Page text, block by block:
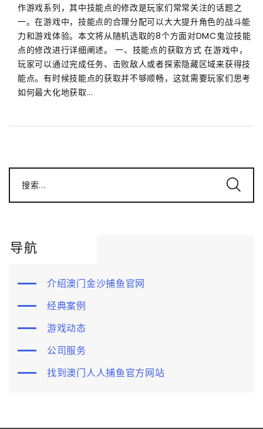
作游戏系列，其中技能点的修改是玩家们常常关注的话题之
一。在游戏中，技能点的合理分配可以大大提升角色的战斗能
力和游戏体验。本文将从随机选取的8个方面对DMC鬼泣技能
点的修改进行详细阐述。 一、技能点的获取方式 在游戏中，
玩家可以通过完成任务、击败敌人或者探索隐藏区域来获得技
能点。有时候技能点的获取并不够顺畅，这就需要玩家们思考
如何最大化地获取...
搜索...
导航
介绍澳门金沙捕鱼官网
经典案例
游戏动态
公司服务
找到澳门人人捕鱼官方网站